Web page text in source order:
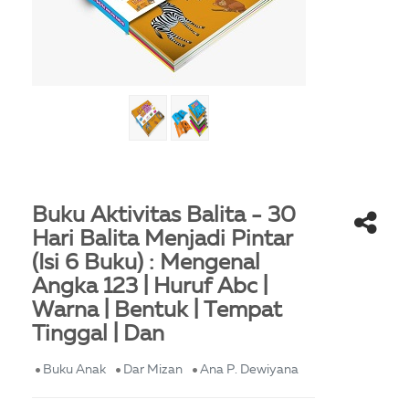
Buku Aktivitas Balita - 30
Hari Balita Menjadi Pintar
(Isi 6 Buku) : Mengenal
Angka 123 | Huruf Abc |
Warna | Bentuk | Tempat
Tinggal | Dan
Buku Anak Dar Mizan Ana P. Dewiyana